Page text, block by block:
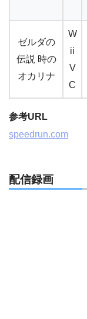
ゼルダの
伝説 時の
オカリナ
W
ii
V
C
参考URL
speedrun.com
配信録画